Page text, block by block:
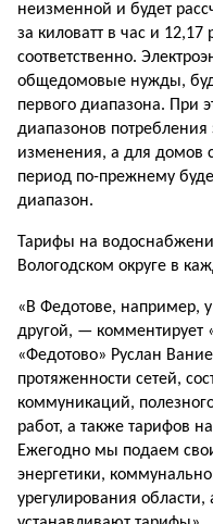
неизменной и будет
за киловатт в час и 12,17
соответственно.
общедомовые нужды,
первого диапазона. При
диапазонов потребления
изменения, а для домов
период по-прежнему
диапазон.
Тарифы на
Вологодском округе в
«В Федотове, например,
другой, —
«Федотово» Руслан
протяженности сетей,
коммуникаций,
работ, а также тарифов
Ежегодно мы подаем
энергетики,
урегулирования